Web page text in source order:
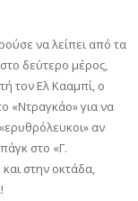
να λείπει από τα
δεύτερο μέρος,
τον Ελ Κααμπί, ο
«Ντραγκάο» για να
αν
στο «Γ.
στην οκτάδα,